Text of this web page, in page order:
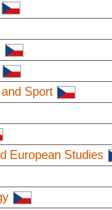
Sport
European Studies